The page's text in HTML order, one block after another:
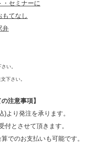
セミナーに
てなし
弁
い。
下さい。
注意事項】
より発注を承ります。
とさせて頂きます。
でのお支払いも可能です。